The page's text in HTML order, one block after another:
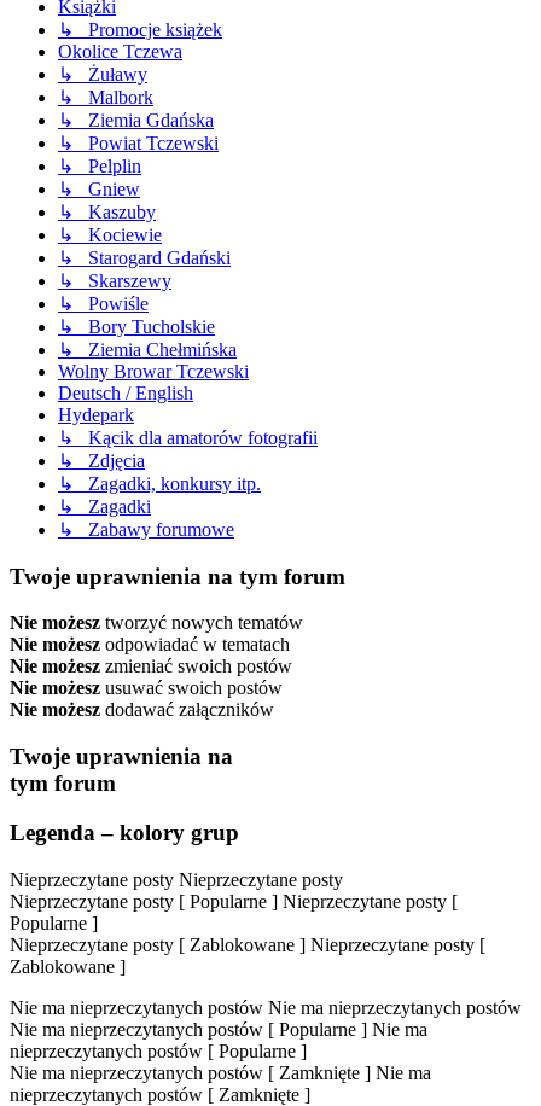
Książki
↳ Promocje książek
Okolice Tczewa
↳ Żuławy
↳ Malbork
↳ Ziemia Gdańska
↳ Powiat Tczewski
↳ Pelplin
↳ Gniew
↳ Kaszuby
↳ Kociewie
↳ Starogard Gdański
↳ Skarszewy
↳ Powiśle
↳ Bory Tucholskie
↳ Ziemia Chełmińska
Wolny Browar Tczewski
Deutsch / English
Hydepark
↳ Kącik dla amatorów fotografii
↳ Zdjęcia
↳ Zagadki, konkursy itp.
↳ Zagadki
↳ Zabawy forumowe
Twoje uprawnienia na tym forum
Nie możesz tworzyć nowych tematów
Nie możesz odpowiadać w tematach
Nie możesz zmieniać swoich postów
Nie możesz usuwać swoich postów
Nie możesz dodawać załączników
Twoje uprawnienia na
tym forum
Legenda – kolory grup
Nieprzeczytane posty Nieprzeczytane posty
Nieprzeczytane posty [ Popularne ] Nieprzeczytane posty [
Popularne ]
Nieprzeczytane posty [ Zablokowane ] Nieprzeczytane posty [
Zablokowane ]
Nie ma nieprzeczytanych postów Nie ma nieprzeczytanych postów
Nie ma nieprzeczytanych postów [ Popularne ] Nie ma
nieprzeczytanych postów [ Popularne ]
Nie ma nieprzeczytanych postów [ Zamknięte ] Nie ma
nieprzeczytanych postów [ Zamknięte ]